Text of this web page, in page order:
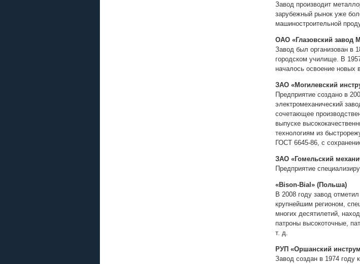
Завод производит
зарубежный рынок уже
машиностроительной
ОАО «Глазовский завод
Завод был организован в
городском училище. В
началось освоение новых
ЗАО «Могилевский
Предприятие создано в
электромеханический
сочетающее
выпуске
технологиям из
ГОСТ 6645-86, с
ЗАО «Гомельский
Предприятие
«Bison-Bial» (Польша)
В 2008 году завод отметил
крупнейшим регионом,
многих десятилетий,
патроны высокоточные,
т. д.
РУП «Оршанский
Завод создан в 1974 году